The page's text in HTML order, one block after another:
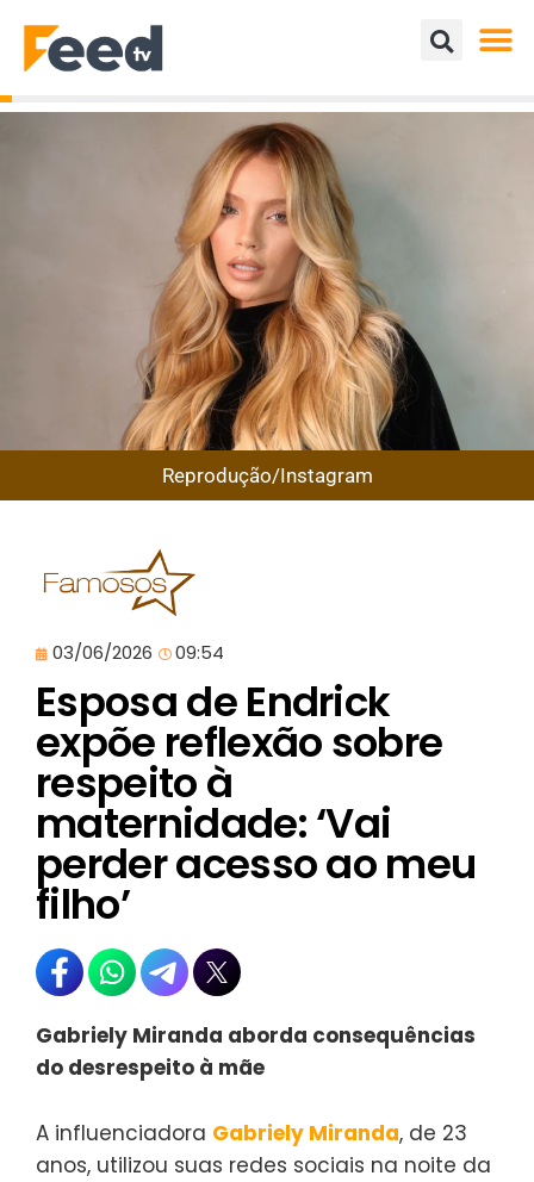
Reprodução/Instagram
03/06/2026 09:54
Esposa de Endrick
expõe reflexão sobre
respeito à
maternidade: ‘Vai
perder acesso ao meu
filho’
Gabriely Miranda aborda consequências
do desrespeito à mãe
A influenciadora Gabriely Miranda, de 23
anos, utilizou suas redes sociais na noite da